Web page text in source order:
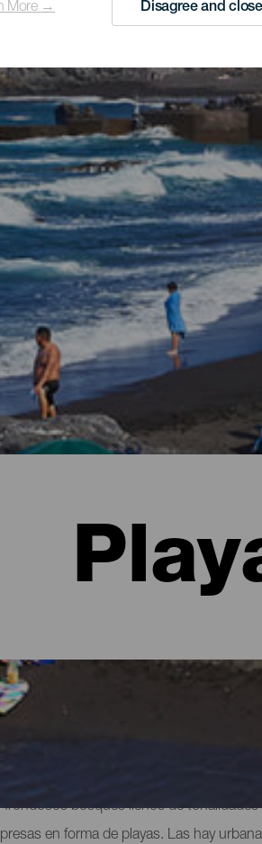
More → Disagree and close
bosques llenos de
en forma de playas. Las hay